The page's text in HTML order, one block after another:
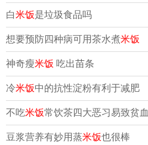
白米饭是垃圾食品吗
想要预防四种病可用茶水煮米饭
神奇瘦米饭 吃出苗条
冷米饭中的抗性淀粉有利于减肥
不吃米饭常饮茶四大恶习易致贫血
豆浆营养有妙用蒸米饭也很棒